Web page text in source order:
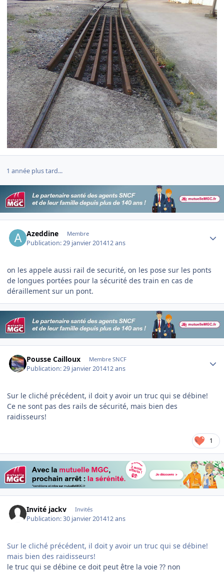
1 année plus tard...
Azeddine Membre
Publication:29 janvier 201412 ans
on les appele aussi rail de securité, on les pose sur les ponts
de longues portées pour la sécurité des train en cas de
déraillement sur un pont.
Pousse Cailloux Membre SNCF
Publication:29 janvier 201412 ans
Sur le cliché précédent, il doit y avoir un truc qui se débine!
Ce ne sont pas des rails de sécurité, mais bien des
raidisseurs!
1
Invité jackv Invités
Publication:30 janvier 201412 ans
Sur le cliché précédent, il doit y avoir un truc qui se débine!
mais bien des raidisseurs!
le truc qui se débine ce doit peut être la voie ?? non